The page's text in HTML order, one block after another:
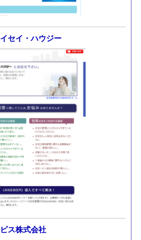
セイ・ハウジー
ス株式会社